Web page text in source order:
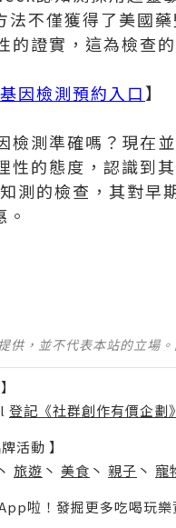
法不僅獲得了美國
的證實，這為檢查
因檢測預約入口】
檢測準確嗎？現在
性的態度，認識到
測的檢查，其對早
供，並不代表本站的立場
登記《社群創作有價企劃》
活動 】
丶 旅遊 丶 美食 丶 親子 丶 寵
啦！發掘更多吃喝玩樂